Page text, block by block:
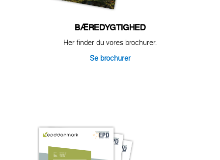
BÆREDYGTIGHED
Her finder du vores brochurer.
Se brochurer